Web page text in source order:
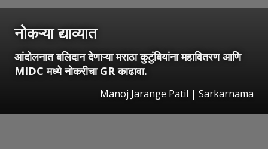
नोकऱ्या द्याव्यात
आंदोलनात बलिदान देणाऱ्या मराठा कुटुंबियांना महावितरण आणि
MIDC मध्ये नोकरीचा GR काढावा.
Manoj Jarange Patil | Sarkarnama